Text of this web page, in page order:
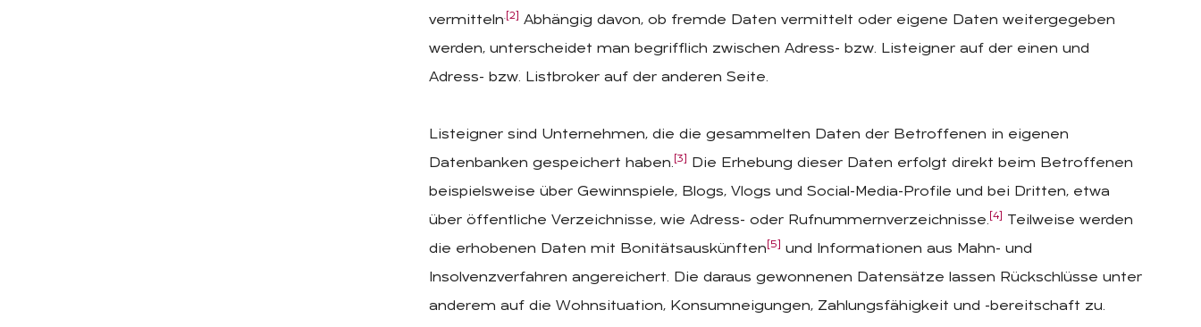
vermitteln. [2]
Abhängig davon, ob fremde Daten vermittelt oder eigene Daten weitergegeben
werden, unterscheidet man begrifflich zwischen Adress- bzw. Listeigner auf der einen und
Adress- bzw. Listbroker auf der anderen Seite.
Listeigner sind Unternehmen, die die gesammelten Daten der Betroffenen in eigenen
Datenbanken gespeichert haben. [3]
Die Erhebung dieser Daten erfolgt direkt beim Betroffenen
beispielsweise über Gewinnspiele, Blogs, Vlogs und Social-Media-Profile und bei Dritten, etwa
über öffentliche Verzeichnisse, wie Adress- oder Rufnummernverzeichnisse. [4]
Teilweise werden
die erhobenen Daten mit Bonitätsauskünften [5]
und Informationen aus Mahn- und
Insolvenzverfahren angereichert. Die daraus gewonnenen Datensätze lassen Rückschlüsse unter
anderem auf die Wohnsituation, Konsumneigungen, Zahlungsfähigkeit und -bereitschaft zu.